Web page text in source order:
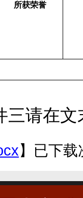
所获荣誉
三请在文
】已下载